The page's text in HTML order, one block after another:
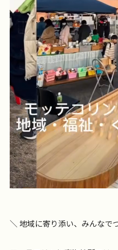
＼ 地域に寄り添い、みんなで